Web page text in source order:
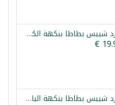
طرد شيبس بطاطا بنكهة الكاتشب فانتازيا 12×90غ
طرد شيبس بطاطا بنكهة الباربكيو المدخن فانتازيا 12×90غ